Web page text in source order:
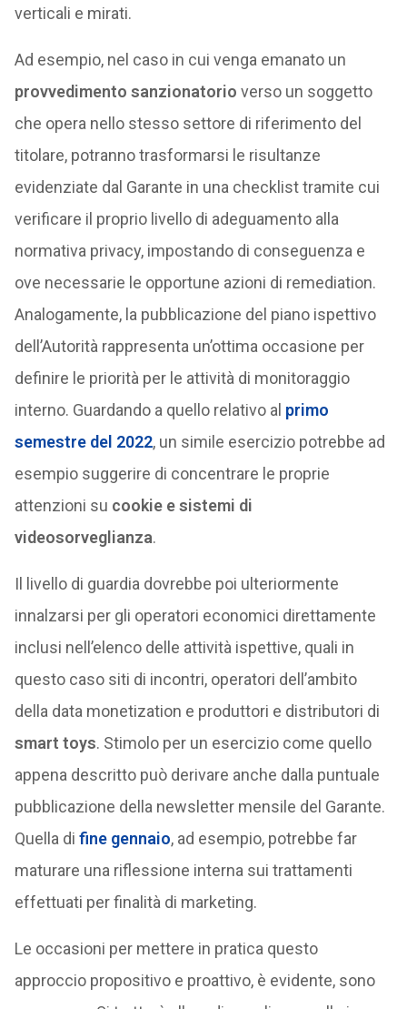
verticali e mirati.
Ad esempio, nel caso in cui venga emanato un
provvedimento sanzionatorio verso un soggetto
che opera nello stesso settore di riferimento del
titolare, potranno trasformarsi le risultanze
evidenziate dal Garante in una checklist tramite cui
verificare il proprio livello di adeguamento alla
normativa privacy, impostando di conseguenza e
ove necessarie le opportune azioni di remediation.
Analogamente, la pubblicazione del piano ispettivo
dell’Autorità rappresenta un’ottima occasione per
definire le priorità per le attività di monitoraggio
interno. Guardando a quello relativo al primo
semestre del 2022, un simile esercizio potrebbe ad
esempio suggerire di concentrare le proprie
attenzioni su cookie e sistemi di
videosorveglianza.
Il livello di guardia dovrebbe poi ulteriormente
innalzarsi per gli operatori economici direttamente
inclusi nell’elenco delle attività ispettive, quali in
questo caso siti di incontri, operatori dell’ambito
della data monetization e produttori e distributori di
smart toys. Stimolo per un esercizio come quello
appena descritto può derivare anche dalla puntuale
pubblicazione della newsletter mensile del Garante.
Quella di fine gennaio, ad esempio, potrebbe far
maturare una riflessione interna sui trattamenti
effettuati per finalità di marketing.
Le occasioni per mettere in pratica questo
approccio propositivo e proattivo, è evidente, sono